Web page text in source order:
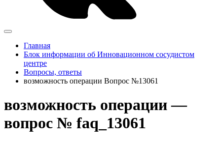
Главная
Блок информации об Инновационном сосудистом
центре
Вопросы, ответы
возможность операции Вопрос №13061
возможность операции —
вопрос № faq_13061